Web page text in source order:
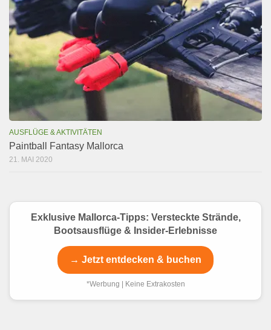
AUSFLÜGE & AKTIVITÄTEN
Paintball Fantasy Mallorca
21. MAI 2020
Exklusive Mallorca-Tipps: Versteckte Strände,
Bootsausflüge & Insider-Erlebnisse
→ Jetzt entdecken & buchen
*Werbung | Keine Extrakosten